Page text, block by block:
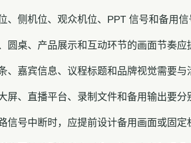
、侧机位、观众机位、PPT 信号和备用信
圆桌、产品展示和互动环节的画面节奏应
、嘉宾信息、议程标题和品牌视觉需要与
屏、直播平台、录制文件和备用输出要分
信号中断时，应提前设计备用画面或固定